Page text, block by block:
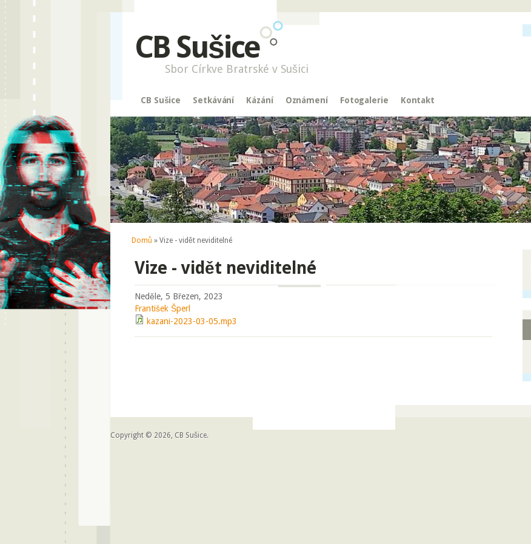
CB Sušice
Sbor Církve Bratrské v Sušici
CB Sušice Setkávání Kázání Oznámení Fotogalerie Kontakt
Jste zde
Domů » Vize - vidět neviditelné
Vize - vidět neviditelné
Neděle, 5 Březen, 2023
František Šperl
kazani-2023-03-05.mp3
Copyright © 2026, CB Sušice.